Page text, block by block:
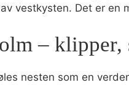
vestkysten. Det er en
– klipper,
nesten som en